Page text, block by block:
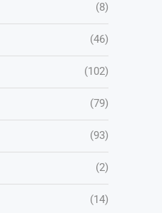
(8)
(46)
(102)
(79)
(93)
(2)
(14)